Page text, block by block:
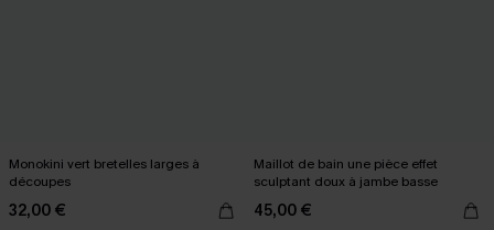
Monokini vert bretelles larges à
découpes
32,00 €
Maillot de bain une pièce effet
sculptant doux à jambe basse
45,00 €